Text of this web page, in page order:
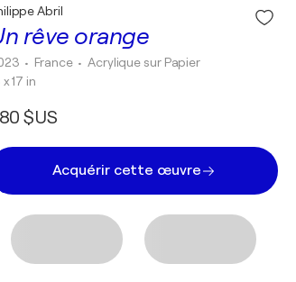
rêve orange
Abril
• France •Acrylique sur Papier
x 17 in
$US
Acquérir cette œuvre